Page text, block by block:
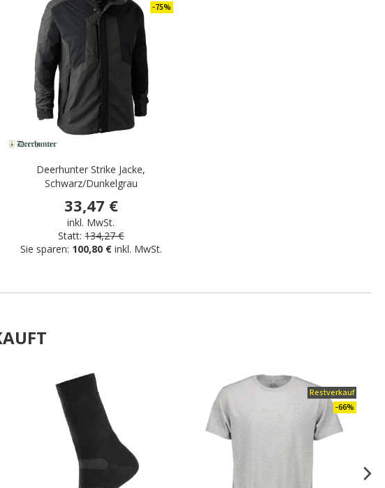
-75%
Deerhunter Strike Jacke,
Schwarz/Dunkelgrau
33,47 €
inkl. MwSt.
Statt: 134,27 €
Sie sparen: 100,80 € inkl. MwSt.
Restverkauf
-66%